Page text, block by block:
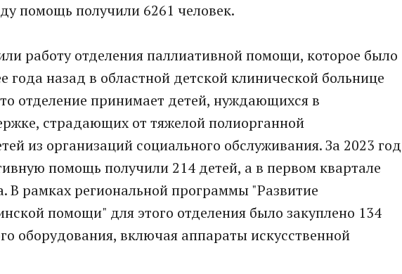
помощь получили 6261 человек.
работу отделения паллиативной помощи, которое было
года назад в областной детской клинической больнице
отделение принимает детей, нуждающихся в
страдающих от тяжелой полиорганной
из организаций социального обслуживания. За 2023 год
помощь получили 214 детей, а в первом квартале
В рамках региональной программы "Развитие
помощи" для этого отделения было закуплено 134
оборудования, включая аппараты искусственной